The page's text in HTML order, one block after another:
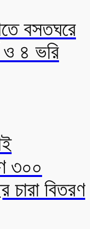
বসতঘরে
ও ৪ ভরি
৩০০
চারা বিতরণ